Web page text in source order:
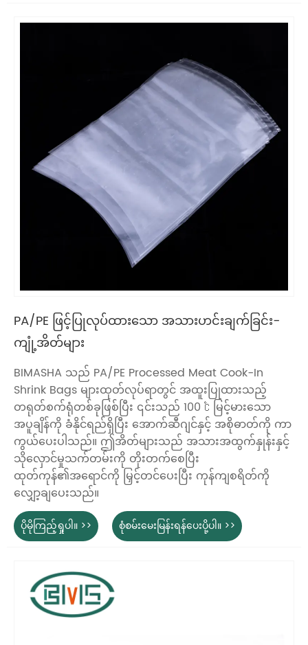
PA/PE ဖြင့်ပြုလုပ်ထားသော အသားဟင်းချက်ခြင်း-
ကျုံ့အိတ်များ
BIMASHA သည် PA/PE Processed Meat Cook-In
Shrink Bags များထုတ်လုပ်ရာတွင် အထူးပြုထားသည့်
တရုတ်စက်ရုံတစ်ခုဖြစ်ပြီး ၎င်းသည် 100 ℃ မြင့်မားသော
အပူချိန်ကို ခံနိုင်ရည်ရှိပြီး အောက်ဆီဂျင်နှင့် အစိုဓာတ်ကို ကာ
ကွယ်ပေးပါသည်။ ဤအိတ်များသည် အသားအထွက်နှုန်းနှင့်
သိုလှောင်မှုသက်တမ်းကို တိုးတက်စေပြီး
ထုတ်ကုန်၏အရောင်ကို မြှင့်တင်ပေးပြီး ကုန်ကျစရိတ်ကို
လျှော့ချပေးသည်။
ပိုမိုကြည့်ရှုပါ။ >> စုံစမ်းမေးမြန်းရန်ပေးပို့ပါ။ >>